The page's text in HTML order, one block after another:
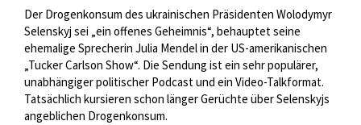
Der Drogenkonsum des ukrainischen Präsidenten Wolodymyr
Selenskyj sei „ein offenes Geheimnis“, behauptet seine
ehemalige Sprecherin Julia Mendel in der US-amerikanischen
„Tucker Carlson Show“. Die Sendung ist ein sehr populärer,
unabhängiger politischer Podcast und ein Video-Talkformat.
Tatsächlich kursieren schon länger Gerüchte über Selenskyjs
angeblichen Drogenkonsum.